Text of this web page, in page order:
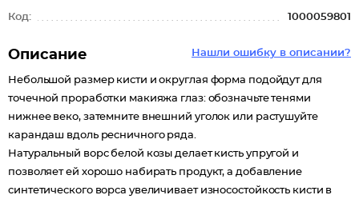
Код: 1000059801
Нашли ошибку в описании?
Описание
Небольшой размер кисти и округлая форма подойдут для
точечной проработки макияжа глаз: обозначьте тенями
нижнее веко, затемните внешний уголок или растушуйте
карандаш вдоль ресничного ряда.
Натуральный ворс белой козы делает кисть упругой и
позволяет ей хорошо набирать продукт, а добавление
синтетического ворса увеличивает износостойкость кисти в